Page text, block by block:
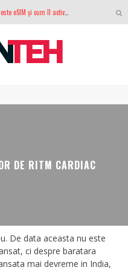
GoPro revine în competiție: Mission One este răspunsul pe care DJI nu îl aștepta
DE RITM CARDIAC
De data aceasta nu este
ci despre baratara
mai devreme in India,